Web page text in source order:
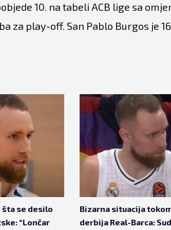
10. na tabeli ACB lige sa
za play-off. San Pablo Burgos je
se desilo
“Lončar
Bizarna situacija
derbija Real-Barca: